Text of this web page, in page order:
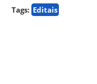
Tags: Editais